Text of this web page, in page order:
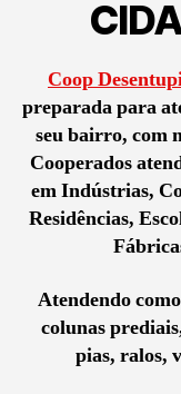
Coop
preparada para
seu bairro, com
Cooperados
em Indústrias,
Residências,
Atendendo
colunas
pias, ralos,